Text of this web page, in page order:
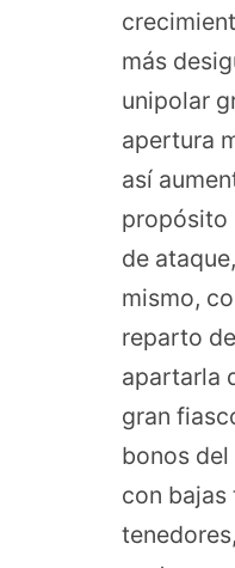
más
unipolar
apertura
así
propósito
de
mismo,
reparto
apartarla
gran
bonos
con bajas